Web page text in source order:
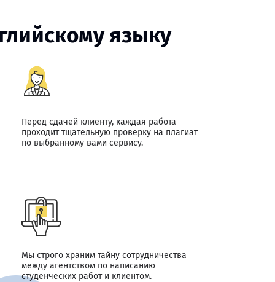
языку
Перед сдачей клиенту, каждая работа
проходит тщательную проверку на плагиат
по выбранному вами сервису.
Мы строго храним тайну сотрудничества
между агентством по написанию
студенческих работ и клиентом.